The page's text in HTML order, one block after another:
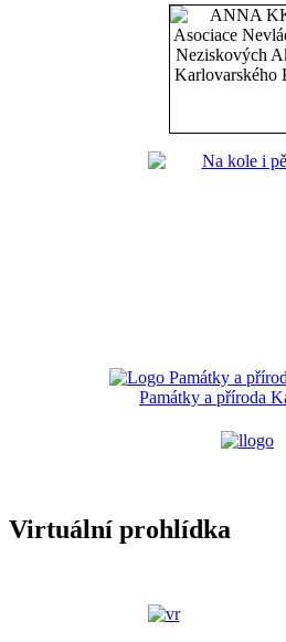
Památky a příroda
Virtuální prohlídka